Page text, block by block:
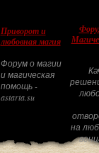
Приворот и
любовная магия
Форум о магии
и магическая
помощь -
astarta.su
на